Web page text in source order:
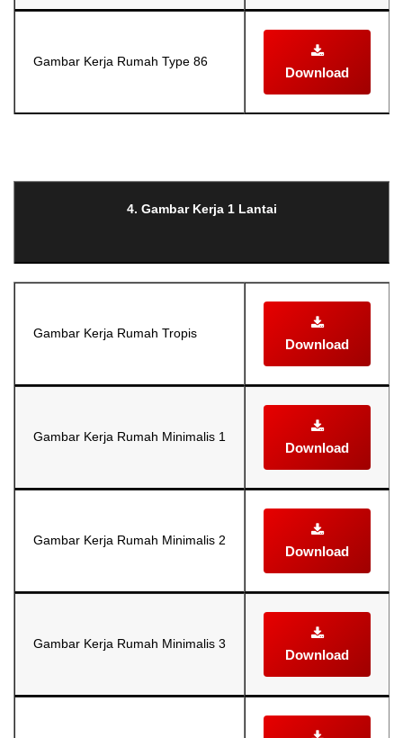
Gambar Kerja Rumah Type 86
Download
4. Gambar Kerja 1 Lantai
Gambar Kerja Rumah Tropis
Download
Gambar Kerja Rumah Minimalis 1
Download
Gambar Kerja Rumah Minimalis 2
Download
Gambar Kerja Rumah Minimalis 3
Download